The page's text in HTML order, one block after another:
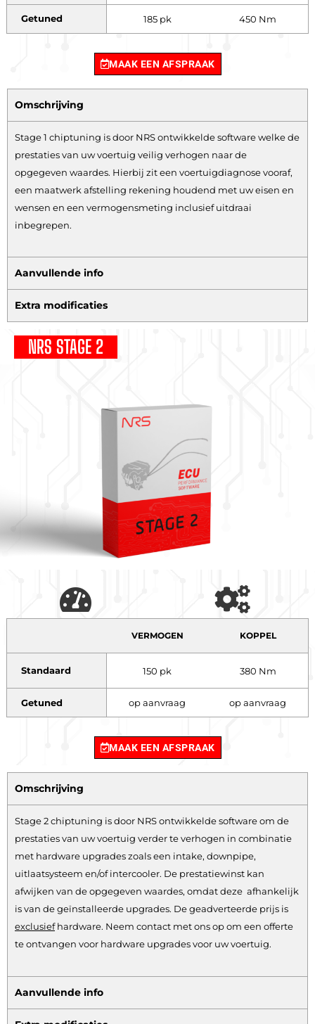
Getuned 185 pk 450 Nm
MAAK EEN AFSPRAAK
Omschrijving
Stage 1 chiptuning is door NRS ontwikkelde software welke de
prestaties van uw voertuig veilig verhogen naar de
opgegeven waardes. Hierbij zit een voertuigdiagnose vooraf,
een maatwerk afstelling rekening houdend met uw eisen en
wensen en een vermogensmeting inclusief uitdraai
inbegrepen.
Aanvullende info
Extra modificaties
NRS STAGE 2
VERMOGEN KOPPEL
Standaard 150 pk 380 Nm
Getuned op aanvraag op aanvraag
MAAK EEN AFSPRAAK
Omschrijving
Stage 2 chiptuning is door NRS ontwikkelde software om de
prestaties van uw voertuig verder te verhogen in combinatie
met hardware upgrades zoals een intake, downpipe,
uitlaatsysteem en/of intercooler. De prestatiewinst kan
afwijken van de opgegeven waardes, omdat deze afhankelijk
is van de geïnstalleerde upgrades. De geadverteerde prijs is
exclusiefhardware. Neem contact met ons op om een offerte
te ontvangen voor hardware upgrades voor uw voertuig.
Aanvullende info